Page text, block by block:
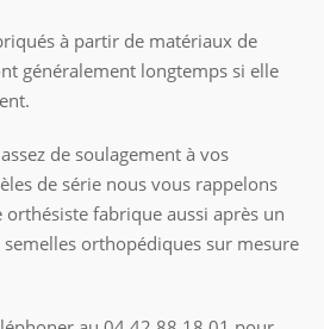
à partir de matériaux de
généralement longtemps si elle
de soulagement à vos
de série nous vous rappelons
fabrique aussi après un
orthopédiques sur mesure